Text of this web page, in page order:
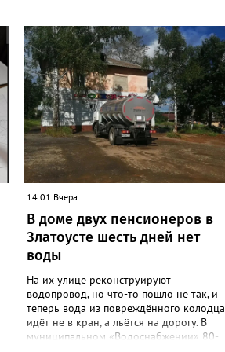
14:01 Вчера
В доме двух пенсионеров в
Златоусте шесть дней нет
воды
На их улице реконструируют
водопровод, но что-то пошло не так, и
теперь вода из повреждённого колодца
идёт не в кран, а льётся на дорогу. В
муниципальном «Водоснабжении» 80-